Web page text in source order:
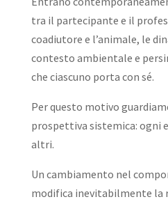
tra il partecipante e il
coadiutore e l’animale, le
contesto ambientale e
che ciascuno porta con sé.
Per questo motivo
prospettiva sistemica: ogni
altri.
Un cambiamento nel
modifica inevitabilmente la